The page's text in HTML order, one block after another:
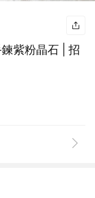
鍊紫粉晶石 | 招